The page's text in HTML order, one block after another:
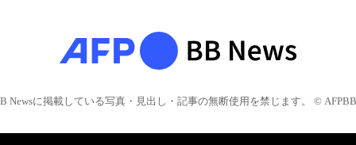
Newsに掲載している写真・見出し・記事の無断使用を禁じます。 © AFPBB